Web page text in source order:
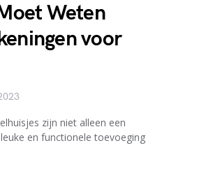
Weten
voor
zijn niet alleen een
en functionele toevoeging